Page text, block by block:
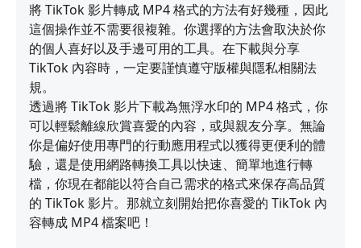
將 TikTok 影片轉成 MP4 格式的方法有好幾種，因此
這個操作並不需要很複雜。你選擇的方法會取決於你
的個人喜好以及手邊可用的工具。在下載與分享
TikTok 內容時，一定要謹慎遵守版權與隱私相關法
規。
透過將 TikTok 影片下載為無浮水印的 MP4 格式，你
可以輕鬆離線欣賞喜愛的內容，或與親友分享。無論
你是偏好使用專門的行動應用程式以獲得更便利的體
驗，還是使用網路轉換工具以快速、簡單地進行轉
檔，你現在都能以符合自己需求的格式來保存高品質
的 TikTok 影片。那就立刻開始把你喜愛的 TikTok 內
容轉成 MP4 檔案吧！